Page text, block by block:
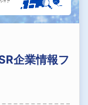
企業情報フ